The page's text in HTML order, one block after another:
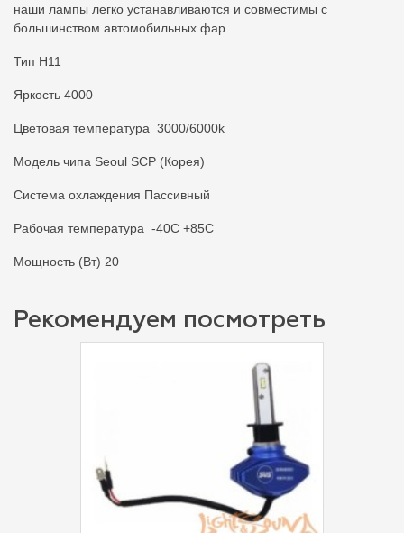
наши лампы легко устанавливаются и совместимы с
большинством автомобильных фар
Тип H11
Яркость 4000
Цветовая температура 3000/6000k
Модель чипа Seoul SCP (Корея)
Система охлаждения Пассивный
Рабочая температура -40С +85С
Мощность (Вт) 20
Рекомендуем посмотреть